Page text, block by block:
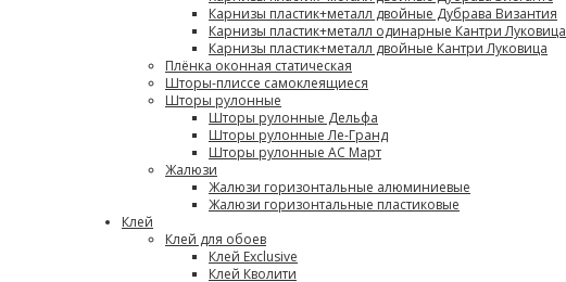
Карнизы пластик+металл двойные Дубрава Византия
Карнизы пластик+металл одинарные Кантри Луковица
Карнизы пластик+металл двойные Кантри Луковица
Плёнка оконная статическая
Шторы-плиссе самоклеящиеся
Шторы рулонные
Шторы рулонные Дельфа
Шторы рулонные Ле-Гранд
Шторы рулонные АС Март
Жалюзи
Жалюзи горизонтальные алюминиевые
Жалюзи горизонтальные пластиковые
Клей
Клей для обоев
Клей Exclusive
Клей Кволити